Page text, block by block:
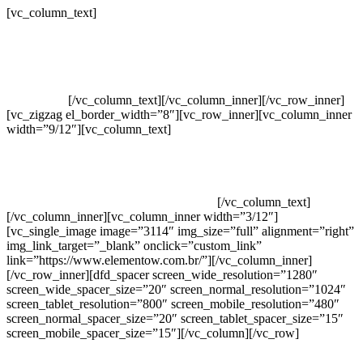
[vc_column_text]
[/vc_column_text][/vc_column_inner][/vc_row_inner]
[vc_zigzag el_border_width=”8″][vc_row_inner][vc_column_inner
width=”9/12″][vc_column_text]
[/vc_column_text]
[/vc_column_inner][vc_column_inner width=”3/12″]
[vc_single_image image=”3114″ img_size=”full” alignment=”right”
img_link_target=”_blank” onclick=”custom_link”
link=”https://www.elementow.com.br/”][/vc_column_inner]
[/vc_row_inner][dfd_spacer screen_wide_resolution=”1280″
screen_wide_spacer_size=”20″ screen_normal_resolution=”1024″
screen_tablet_resolution=”800″ screen_mobile_resolution=”480″
screen_normal_spacer_size=”20″ screen_tablet_spacer_size=”15″
screen_mobile_spacer_size=”15″][/vc_column][/vc_row]